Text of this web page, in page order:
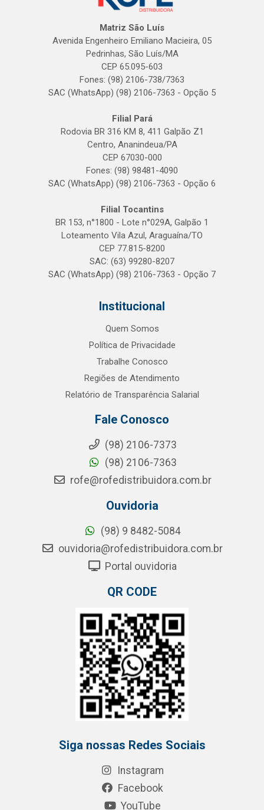
Matriz São Luís
Avenida Engenheiro Emiliano Macieira, 05
Pedrinhas, São Luís/MA
CEP 65.095-603
Fones: (98) 2106-738/7363
SAC (WhatsApp) (98) 2106-7363 - Opção 5
Filial Pará
Rodovia BR 316 KM 8, 411 Galpão Z1
Centro, Ananindeua/PA
CEP 67030-000
Fones: (98) 98481-4090
SAC (WhatsApp) (98) 2106-7363 - Opção 6
Filial Tocantins
BR 153, n°1800 - Lote n°029A, Galpão 1
Loteamento Vila Azul, Araguaína/TO
CEP 77.815-8200
SAC: (63) 99280-8207
SAC (WhatsApp) (98) 2106-7363 - Opção 7
Institucional
Quem Somos
Política de Privacidade
Trabalhe Conosco
Regiões de Atendimento
Relatório de Transparência Salarial
Fale Conosco
(98) 2106-7373
(98) 2106-7363
rofe@rofedistribuidora.com.br
Ouvidoria
(98) 9 8482-5084
ouvidoria@rofedistribuidora.com.br
Portal ouvidoria
QR CODE
Siga nossas Redes Sociais
Instagram
Facebook
YouTube